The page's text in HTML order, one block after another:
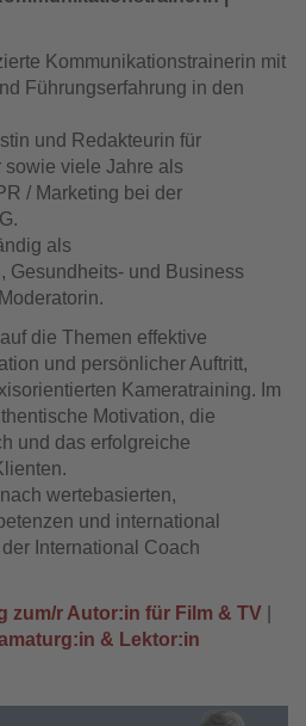
Kommunikationstrainerin mit
Führungserfahrung in den
und Redakteurin für
viele Jahre als
/ Marketing bei der
als
Gesundheits- und Business
die Themen effektive
und persönlicher Auftritt,
Kameratraining. Im
Motivation, die
und das erfolgreiche
wertebasierten,
und international
International Coach
zum/r Autor:in für Film & TV
& Lektor:in